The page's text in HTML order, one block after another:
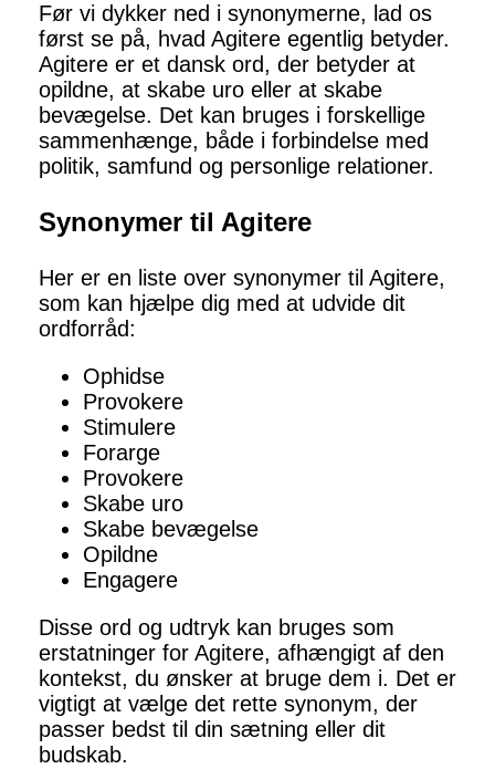
Før vi dykker ned i synonymerne, lad os
først se på, hvad Agitere egentlig betyder.
Agitere er et dansk ord, der betyder at
opildne, at skabe uro eller at skabe
bevægelse. Det kan bruges i forskellige
sammenhænge, både i forbindelse med
politik, samfund og personlige relationer.
Synonymer til Agitere
Her er en liste over synonymer til Agitere,
som kan hjælpe dig med at udvide dit
ordforråd:
Ophidse
Provokere
Stimulere
Forarge
Provokere
Skabe uro
Skabe bevægelse
Opildne
Engagere
Disse ord og udtryk kan bruges som
erstatninger for Agitere, afhængigt af den
kontekst, du ønsker at bruge dem i. Det er
vigtigt at vælge det rette synonym, der
passer bedst til din sætning eller dit
budskab.